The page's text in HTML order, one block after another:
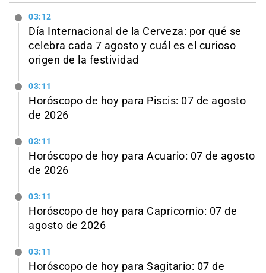
03:12
Día Internacional de la Cerveza: por qué se
celebra cada 7 agosto y cuál es el curioso
origen de la festividad
03:11
Horóscopo de hoy para Piscis: 07 de agosto
de 2026
03:11
Horóscopo de hoy para Acuario: 07 de agosto
de 2026
03:11
Horóscopo de hoy para Capricornio: 07 de
agosto de 2026
03:11
Horóscopo de hoy para Sagitario: 07 de